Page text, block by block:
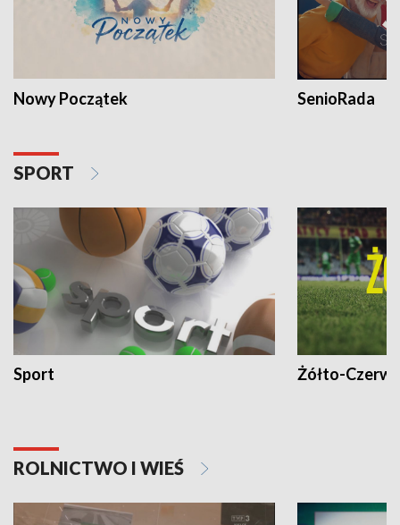
Nowy Początek SenioRada
SPORT
Sport Żółto-
ROLNICTWO I WIEŚ